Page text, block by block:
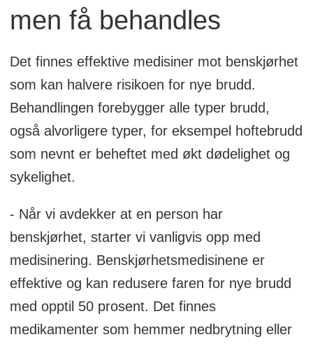
men få behandles
Det finnes effektive medisiner mot benskjørhet
som kan halvere risikoen for nye brudd.
Behandlingen forebygger alle typer brudd,
også alvorligere typer, for eksempel hoftebrudd
som nevnt er beheftet med økt dødelighet og
sykelighet.
- Når vi avdekker at en person har
benskjørhet, starter vi vanligvis opp med
medisinering. Benskjørhetsmedisinene er
effektive og kan redusere faren for nye brudd
med opptil 50 prosent. Det finnes
medikamenter som hemmer nedbrytning eller